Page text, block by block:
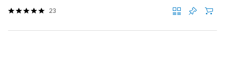
23